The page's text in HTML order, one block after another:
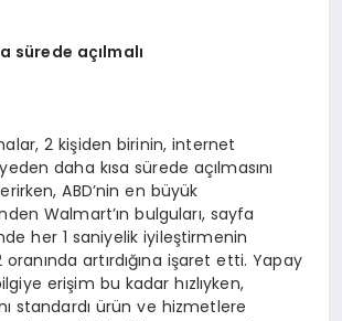
sürede açılmalı
2 kişiden birinin, internet
daha kısa sürede açılmasını
ABD’nin en büyük
Walmart’ın bulguları, sayfa
her 1 saniyelik iyileştirmenin
artırdığına işaret etti. Yapay
erişim bu kadar hızlıyken,
standardı ürün ve hizmetlere